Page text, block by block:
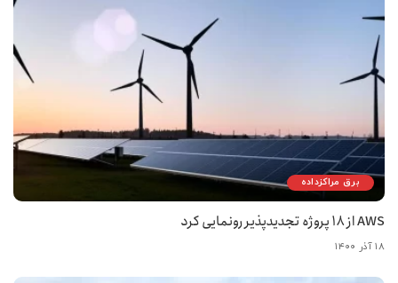
برق مراکزداده
AWS از ۱۸ پروژه تجدیدپذیر رونمایی کرد
۱۸ آذر ۱۴۰۰